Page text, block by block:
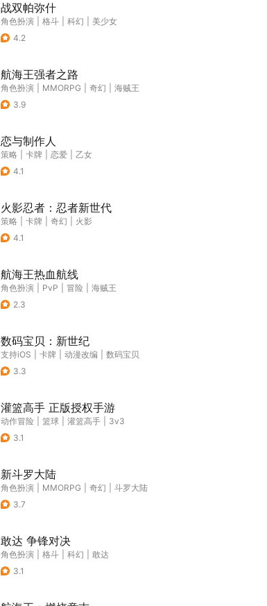
战双帕弥什
角色扮演 格斗 科幻
美少女
4.2
航海王强者之路
角色扮演 MMORPG 奇幻
海贼王
3.9
恋与制作人
策略 卡牌 恋爱
乙女
4.1
火影忍者：忍者新世代
策略 卡牌 奇幻
火影
4.1
航海王热血航线
角色扮演 PvP 冒险
海贼王
2.3
数码宝贝：新世纪
支持iOS 卡牌 动漫改编
数码宝贝
3.3
灌篮高手 正版授权手游
动作冒险 篮球 灌篮高手
3v3
3.1
新斗罗大陆
角色扮演 MMORPG 奇幻
斗罗大陆
3.7
敢达 争锋对决
角色扮演 格斗 科幻
敢达
3.1